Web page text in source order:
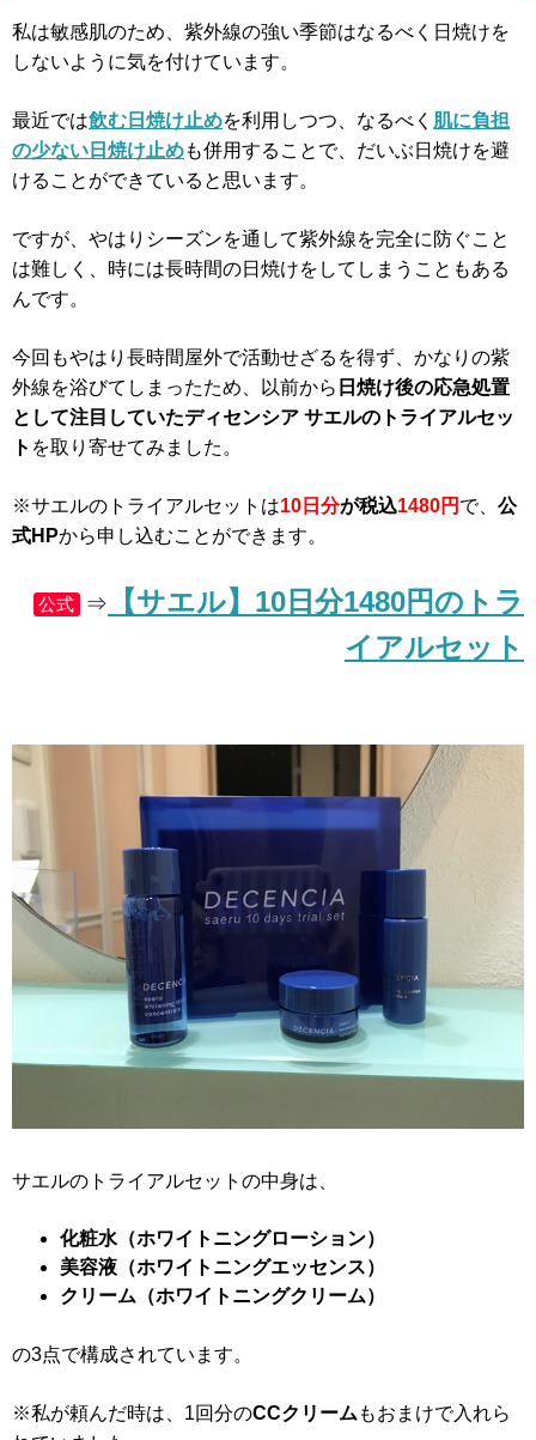
私は敏感肌のため、紫外線の強い季節はなるべく日焼けを
しないように気を付けています。
最近では飲む日焼け止めを利用しつつ、なるべく 肌に負担
の少ない日焼け止めも併用することで、だいぶ日焼けを避
けることができていると思います。
ですが、やはりシーズンを通して紫外線を完全に防ぐこと
は難しく、時には長時間の日焼けをしてしまうこともある
んです。
今回もやはり長時間屋外で活動せざるを得ず、かなりの紫
外線を浴びてしまったため、以前から 日焼け後の応急処置
として注目していたディセンシア サエルのトライアルセッ
ト を取り寄せてみました。
※サエルのトライアルセットは10日分が税込1480円 で、 公
式HPから申し込むことができます。
公式 ⇒
【サエル】10日分1480円のトラ
イアルセット
サエルのトライアルセットの中身は、
化粧水（ホワイトニングローション）
美容液（ホワイトニングエッセンス）
クリーム（ホワイトニングクリーム）
の3点で構成されています。
※私が頼んだ時は、1回分のCCクリーム もおまけで入れら